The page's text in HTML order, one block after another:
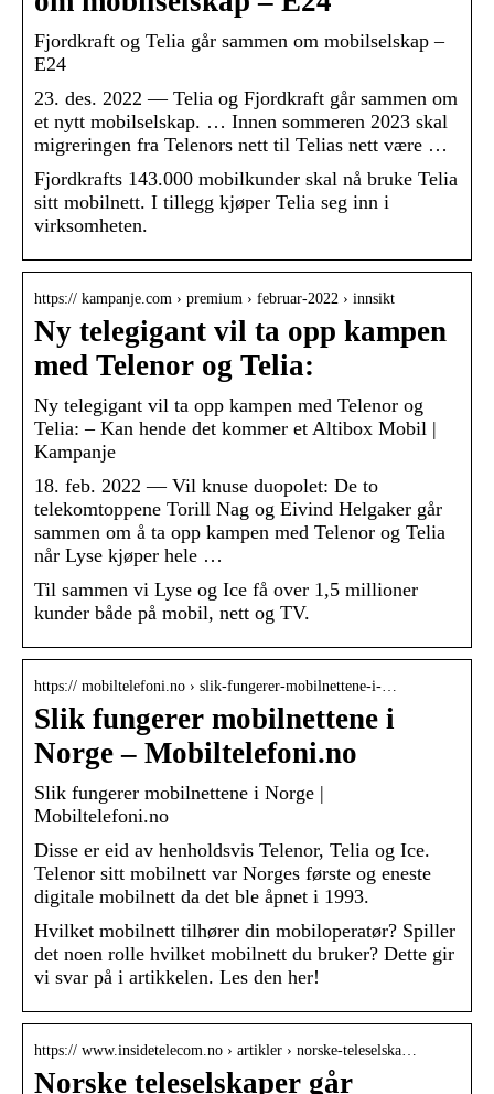
Fjordkraft og Telia går sammen om mobilselskap –
E24
23. des. 2022 — Telia og Fjordkraft går sammen om
et nytt mobilselskap. … Innen sommeren 2023 skal
migreringen fra Telenors nett til Telias nett være …
Fjordkrafts 143.000 mobilkunder skal nå bruke Telia
sitt mobilnett. I tillegg kjøper Telia seg inn i
virksomheten.
https:// kampanje.com › premium › februar-2022 › innsikt
Ny telegigant vil ta opp kampen
med Telenor og Telia:
Ny telegigant vil ta opp kampen med Telenor og
Telia: – Kan hende det kommer et Altibox Mobil |
Kampanje
18. feb. 2022 — Vil knuse duopolet: De to
telekomtoppene Torill Nag og Eivind Helgaker går
sammen om å ta opp kampen med Telenor og Telia
når Lyse kjøper hele …
Til sammen vi Lyse og Ice få over 1,5 millioner
kunder både på mobil, nett og TV.
https:// mobiltelefoni.no › slik-fungerer-mobilnettene-i-…
Slik fungerer mobilnettene i
Norge – Mobiltelefoni.no
Slik fungerer mobilnettene i Norge |
Mobiltelefoni.no
Disse er eid av henholdsvis Telenor, Telia og Ice.
Telenor sitt mobilnett var Norges første og eneste
digitale mobilnett da det ble åpnet i 1993.
Hvilket mobilnett tilhører din mobiloperatør? Spiller
det noen rolle hvilket mobilnett du bruker? Dette gir
vi svar på i artikkelen. Les den her!
https:// www.insidetelecom.no › artikler › norske-teleselska…
Norske teleselskaper går